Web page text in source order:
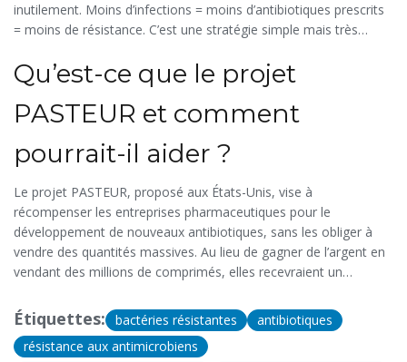
inutilement. Moins d’infections = moins d’antibiotiques prescrits
= moins de résistance. C’est une stratégie simple mais très
Qu’est-ce que le projet
PASTEUR et comment
pourrait-il aider ?
Le projet PASTEUR, proposé aux États-Unis, vise à
récompenser les entreprises pharmaceutiques pour le
développement de nouveaux antibiotiques, sans les obliger à
vendre des quantités massives. Au lieu de gagner de l’argent en
vendant des millions de comprimés, elles recevraient un
résistantes. Cela pourrait encourager la recherche, car les
entreprises n’auraient plus peur de perdre de l’argent.
Étiquettes: bactéries résistantes
antibiotiques
résistance aux antimicrobiens